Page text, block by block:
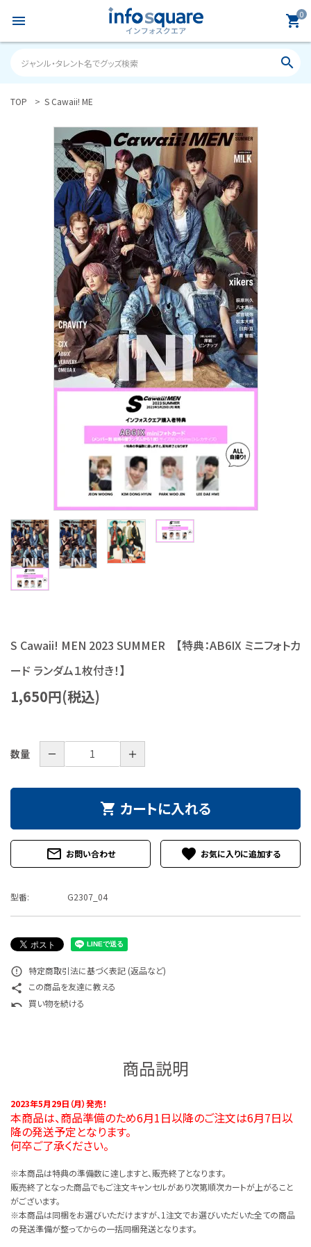
menu 0
shopping_cart
search
ACCOUNT MENU
ようこそ ゲスト 様
ログイン person 新規会員登録
カテゴリーから探す
S Cawaii! ME
声優写真集・フォトブック
声優グッズ
ロト・ナンバーズ書籍・グッズ
ご利用ガイド
お問い合わせ
TOP S Cawaii! ME
S Cawaii! MEN 2023 SUMMER 【特典：AB6IX ミニフォトカ
ード ランダム１枚付き！】
1,650円(税込)
数量 － ＋
shopping_cart カートに入れる
mail_outline お問い合わせ favorite
型番: G2307_04
error_outline 特定商取引法に基づく表記 (返品など)
share この商品を友達に教える
undo 買い物を続ける
商品説明
2023年5月29日（月）発売！
本商品は、商品準備のため6月1日以降のご注文は6月7日以
降の発送予定となります。
何卒ご了承ください。
※本商品は特典の準備数に達しますと、販売終了となります。
販売終了となった商品でもご注文キャンセルがあり次第順次カートが上がること
がございます。
※本商品は同梱をお選びいただけますが、1注文でお選びいただいた全ての商品
の発送準備が整ってからの一括同梱発送となります。